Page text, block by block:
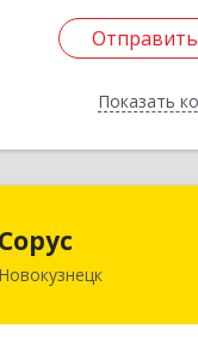
Показать
Сорус
Новокузнецк654005,